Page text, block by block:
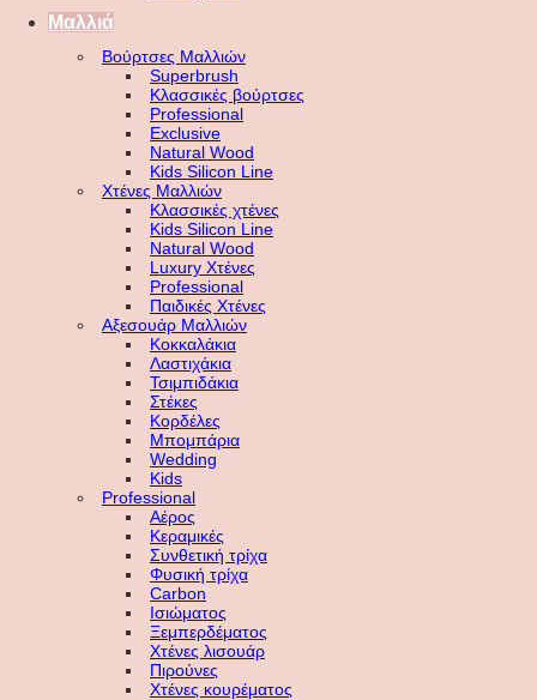
Μαλλιά
Βούρτσες Μαλλιών
Superbrush
Κλασσικές βούρτσες
Professional
Exclusive
Natural Wood
Kids Silicon Line
Χτένες Μαλλιών
Κλασσικές χτένες
Kids Silicon Line
Natural Wood
Luxury Χτένες
Professional
Παιδικές Χτένες
Αξεσουάρ Μαλλιών
Κοκκαλάκια
Λαστιχάκια
Τσιμπιδάκια
Στέκες
Κορδέλες
Μπομπάρια
Wedding
Kids
Professional
Αέρος
Κεραμικές
Συνθετική τρίχα
Φυσική τρίχα
Carbon
Ισιώματος
Ξεμπερδέματος
Χτένες λισουάρ
Πιρούνες
Χτένες κουρέματος